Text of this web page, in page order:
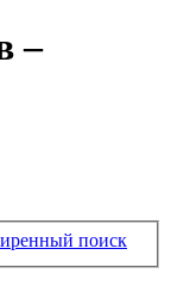
–
поиск